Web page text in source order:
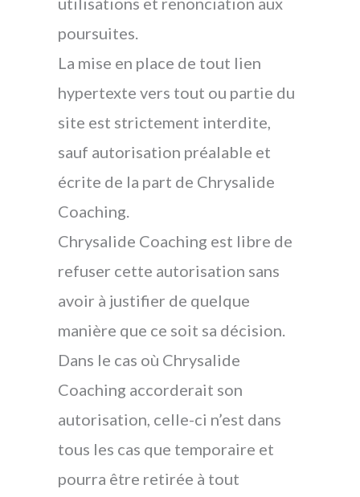
poursuites.
La mise en place de tout lien
hypertexte vers tout ou partie du
site est strictement interdite,
sauf autorisation préalable et
écrite de la part de Chrysalide
Coaching.
Chrysalide Coaching est libre de
refuser cette autorisation sans
avoir à justifier de quelque
manière que ce soit sa décision.
Dans le cas où Chrysalide
Coaching accorderait son
autorisation, celle-ci n’est dans
tous les cas que temporaire et
pourra être retirée à tout